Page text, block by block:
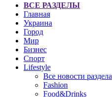
ВСЕ РАЗДЕЛЫ
Главная
Украина
Город
Мир
Бизнес
Спорт
Lifestyle
Все новости раздела
Fashion
Food&Drinks